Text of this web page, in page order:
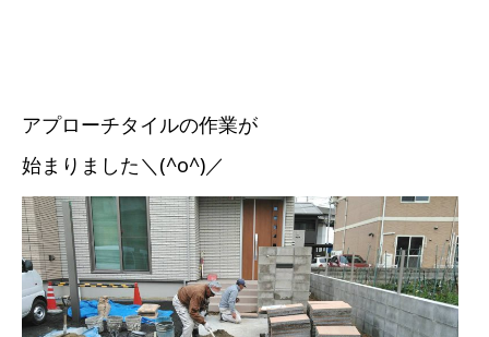
アプローチタイルの作業が
始まりました＼(^o^)／